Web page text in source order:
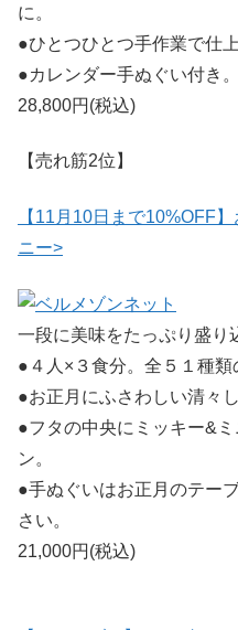
に。
●ひとつひとつ手作業で仕
●カレンダー手ぬぐい付き。
28,800円(税込)
【売れ筋2位】
【11月10日まで10%OFF
ニー>
一段に美味をたっぷり盛り
●４人×３食分。全５１種類
●お正月にふさわしい清々
●フタの中央にミッキー&
ン。
●手ぬぐいはお正月のテー
さい。
21,000円(税込)